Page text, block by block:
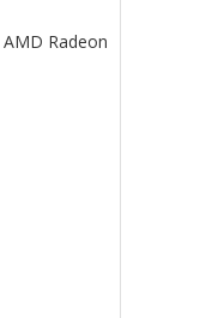
Radeon